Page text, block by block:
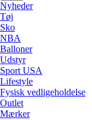
Nyheder
Tøj
Sko
NBA
Balloner
Udstyr
Sport USA
Lifestyle
Fysisk vedligeholdelse
Outlet
Mærker